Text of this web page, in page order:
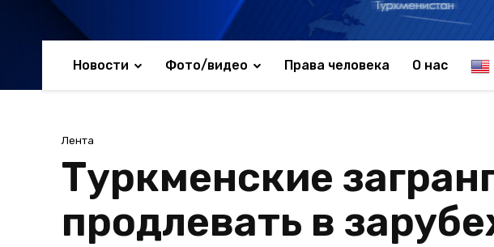
Новости Фото/видео Права человека О нас E
l
Лента
Туркменские
продлевать в